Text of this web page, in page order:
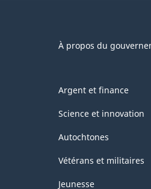
À propos du
Argent et finance
Science et innovation
Autochtones
Vétérans et militaires
Jeunesse